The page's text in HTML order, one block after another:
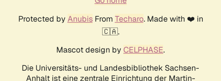
Protected by AnubisFrom Techaro. Made with ❤️ in
🇨🇦.
Mascot design by CELPHASE.
Die Universitäts- und Landesbibliothek Sachsen-
Anhalt ist eine zentrale Einrichtung der Martin-